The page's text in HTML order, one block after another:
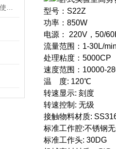
型号：S22Z
功率：850W
电源： 220V，50/
流量范围：1-30L/
处理粘度：5000CP
速度范围：10000-
温 度: 120℃
转速显示: 刻度
转速控制: 无级
接触物料材质:
标准工作腔:不锈钢
标准工作头: 30DG